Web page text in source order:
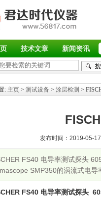
技术文章 新闻资讯
: 主页 > 测试设备 > 涂层检测 >
发布时间：2019-05-
FS40 电导率测试探头
SMP350的涡流式电导
率为6
FS40 电导率测试探头